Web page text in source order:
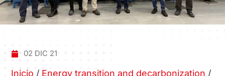
02 DIC 21
Inicio / Energy transition and decarbonization /